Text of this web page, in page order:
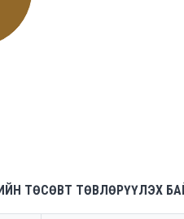
ТӨСӨВТ ТӨВЛӨРҮҮЛЭХ